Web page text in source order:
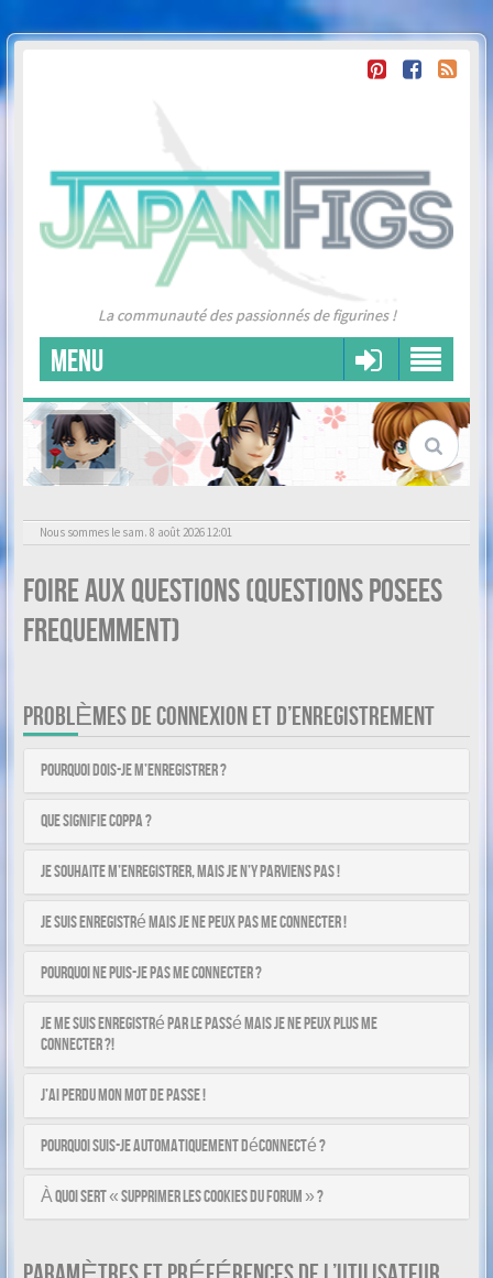
La communauté des passionnés de figurines !
MENU
Nous sommes le sam. 8 août 2026 12:01
Foire aux questions (Questions posees
frequemment)
PROBLÈMES DE CONNEXION ET D’ENREGISTREMENT
Pourquoi dois-je m’enregistrer ?
Que signifie COPPA ?
Je souhaite m’enregistrer, mais je n’y parviens pas !
Je suis enregistré mais je ne peux pas me connecter !
Pourquoi ne puis-je pas me connecter ?
Je me suis enregistré par le passé mais je ne peux plus me
connecter ?!
J’ai perdu mon mot de passe !
Pourquoi suis-je automatiquement déconnecté ?
À quoi sert « Supprimer les cookies du forum » ?